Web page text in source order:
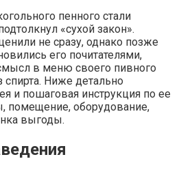
пенного стали
«сухой закон».
не сразу, однако позже
его почитателями,
в меню своего пивного
спирта. Ниже детально
и пошаговая инструкция по ее
помещение, оборудование,
выгоды.